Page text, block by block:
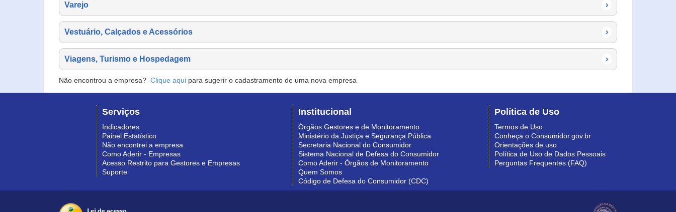
Varejo ›
Vestuário, Calçados e Acessórios ›
Viagens, Turismo e Hospedagem ›
Não encontrou a empresa? Clique aqui para sugerir o cadastramento de uma nova empresa
Serviços
Indicadores
Painel Estatístico
Não encontrei a empresa
Como Aderir - Empresas
Acesso Restrito para Gestores e Empresas
Suporte
Institucional
Órgãos Gestores e de Monitoramento
Ministério da Justiça e Segurança Pública
Secretaria Nacional do Consumidor
Sistema Nacional de Defesa do Consumidor
Como Aderir - Órgãos de Monitoramento
Quem Somos
Código de Defesa do Consumidor (CDC)
Política de Uso
Termos de Uso
Conheça o Consumidor.gov.br
Orientações de uso
Política de Uso de Dados Pessoais
Perguntas Frequentes (FAQ)